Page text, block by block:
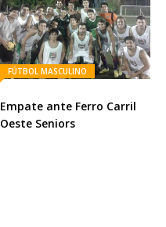
FÚTBOL MASCULINO
Empate ante Ferro Carril
Oeste Seniors